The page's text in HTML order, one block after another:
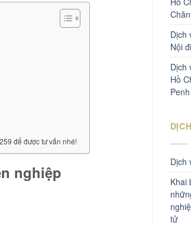
để được tư vấn nhé!
nghiệp
Dịch
Nội
Dịch
Hồ
Penh
Dịch
Khai
tử